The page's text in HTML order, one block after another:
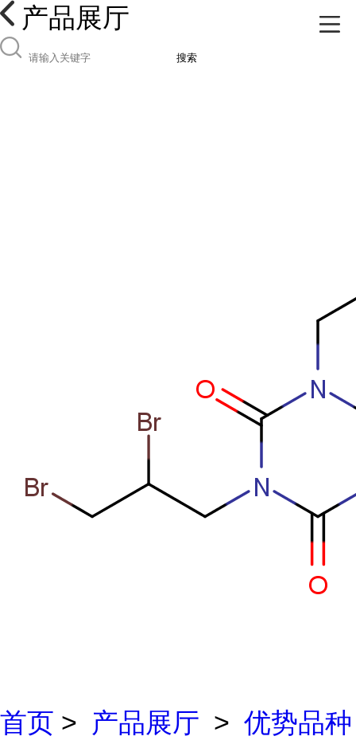
产品展厅
搜索
首页 > 产品展厅 > 优势品种